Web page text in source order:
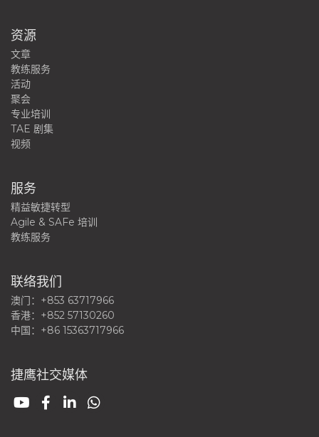
资源
文章
教练服务
活动
聚会
专业培训
TAE 剧集
视频
服务
精益敏捷转型
Agile & SAFe 培训
教练服务
联络我们
澳门：+853 63717966
香港：+852 57130260
中国：+86 15363717966
捷鹰社交媒体